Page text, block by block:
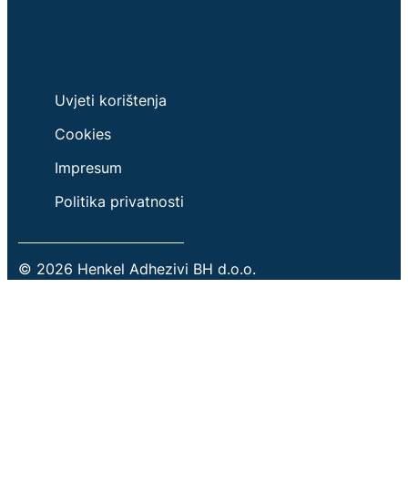
Uvjeti korištenja
Cookies
Impresum
Politika privatnosti
© 2026 Henkel Adhezivi BH d.o.o.